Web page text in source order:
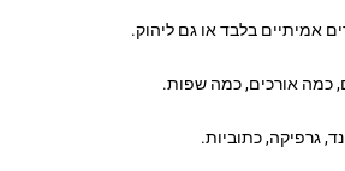
אמיתיים בלבד או גם ליהוק.
כמה אורכים, כמה שפות.
גרפיקה, כתוביות.